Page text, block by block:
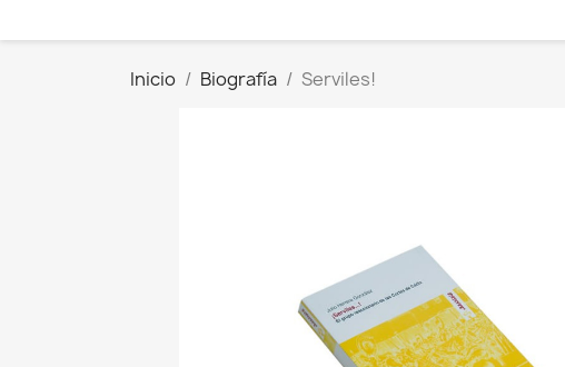
Inicio Biografía Serviles!